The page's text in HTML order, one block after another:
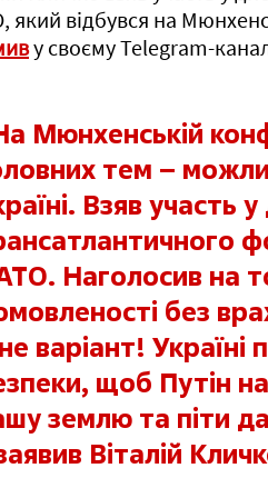
який відбувся на
у своєму Telegram-
Мюнхенській
тем –
Взяв участь у
Наголосив на
без
варіант! Україні
щоб Путін
землю та піти
Віталій